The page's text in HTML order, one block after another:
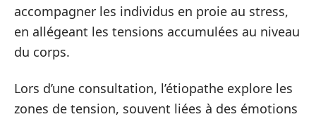
accompagner les individus en proie au stress,
en allégeant les tensions accumulées au niveau
du corps.
Lors d’une consultation, l’étiopathe explore les
zones de tension, souvent liées à des émotions